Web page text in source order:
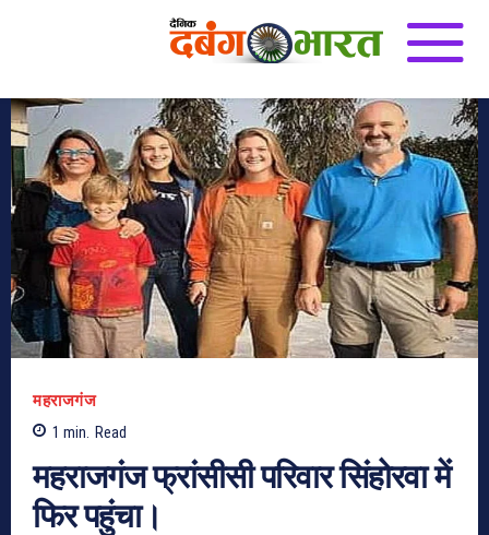
महराजगंज
1 min. Read
महराजगंज फ्रांसीसी परिवार सिंहोरवा में
फिर पहुंचा।